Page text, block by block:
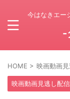
今はなきエー
-
HOME > 映画動画
映画動画見逃し配信